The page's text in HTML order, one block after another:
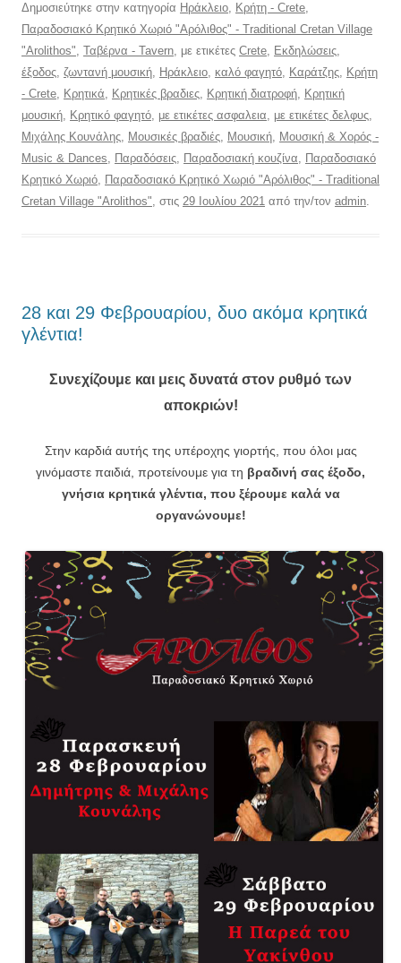
Δημοσιεύτηκε στην κατηγορία Ηράκλειο, Κρήτη - Crete,
Παραδοσιακό Κρητικό Χωριό "Αρόλιθος" - Traditional Cretan Village
"Arolithos", Ταβέρνα - Tavern, με ετικέτες Crete, Εκδηλώσεις,
έξοδος, ζωντανή μουσική, Ηράκλειο, καλό φαγητό, Καράτζης, Κρήτη
- Crete, Κρητικά, Κρητικές βραδιες, Κρητική διατροφή, Κρητική
μουσική, Κρητικό φαγητό, με ετικέτες ασφαλεια, με ετικέτες δελφυς,
Μιχάλης Κουνάλης, Μουσικές βραδιές, Μουσική, Μουσική & Χορός -
Music & Dances, Παραδόσεις, Παραδοσιακή κουζίνα, Παραδοσιακό
Κρητικό Χωριό, Παραδοσιακό Κρητικό Χωριό "Αρόλιθος" - Traditional
Cretan Village "Arolithos", στις 29 Ιουλίου 2021 από την/τον admin.
28 και 29 Φεβρουαρίου, δυο ακόμα κρητικά
γλέντια!
Συνεχίζουμε και μεις δυνατά στον ρυθμό των
αποκριών!
Στην καρδιά αυτής της υπέροχης γιορτής, που όλοι μας
γινόμαστε παιδιά, προτείνουμε για τη βραδινή σας έξοδο,
γνήσια κρητικά γλέντια, που ξέρουμε καλά να
οργανώνουμε!